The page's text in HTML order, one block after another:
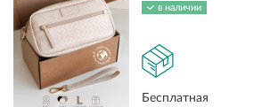
в наличии
Бесплатная